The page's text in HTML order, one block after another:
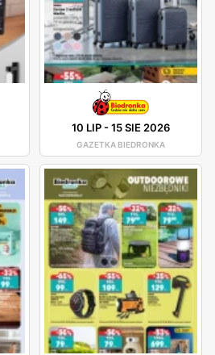
10 LIP-15 SIE 2026
GAZETKA BIEDRONKA